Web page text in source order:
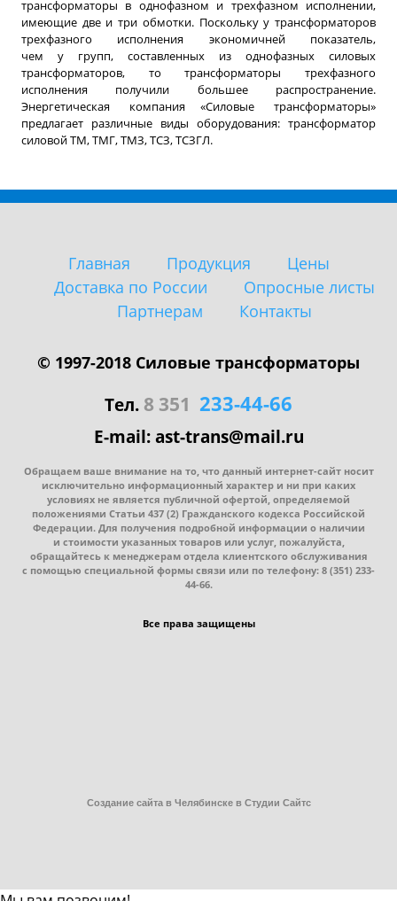
трансформаторы в однофазном и трехфазном исполнении,
имеющие две и три обмотки. Поскольку у трансформаторов
трехфазного исполнения экономичней показатель,
чем у групп, составленных из однофазных силовых
трансформаторов, то трансформаторы трехфазного
исполнения получили большее распространение.
Энергетическая компания«Силовые трансформаторы»
предлагает различные виды оборудования: трансформатор
силовой ТМ, ТМГ, ТМЗ, ТСЗ, ТСЗГЛ.
Главная Продукция
Цены
Доставка по России
Опросные листы
Партнерам
Контакты
© 1997-2018 Силовые трансформаторы
Тел. 8 351 233-44-66
E-mail: ast-trans@mail.ru
Обращаем ваше внимание на то, что данный интернет-сайт носит
исключительно информационный характер и ни при каких
условиях не является публичной офертой, определяемой
положениями Статьи 437 (2) Гражданского кодекса Российской
Федерации. Для получения подробной информации о наличии
и стоимости указанных товаров или услуг, пожалуйста,
обращайтесь к менеджерам отдела клиентского обслуживания
с помощью специальной формы связи или по телефону: 8 (351) 233-
44-66.
Все права защищены
Создание сайта в Челябинске в Студии Сайтс